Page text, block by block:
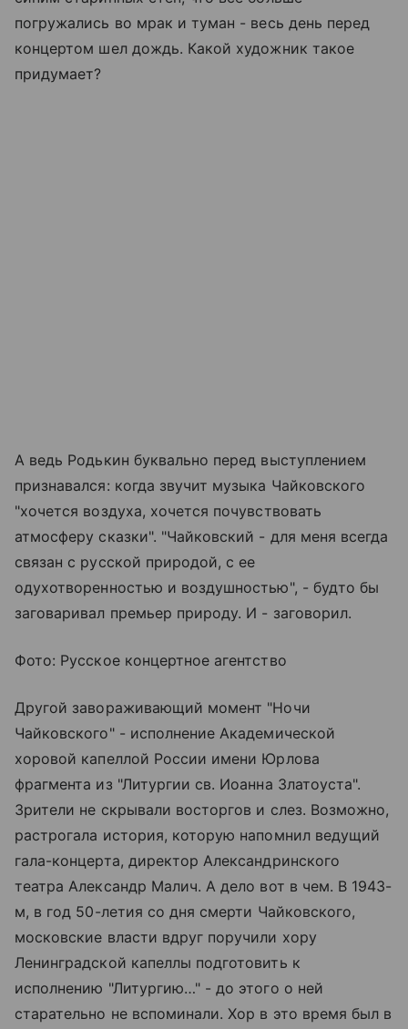
погружались во мрак и туман - весь день перед
концертом шел дождь. Какой художник такое
придумает?
А ведь Родькин буквально перед выступлением
признавался: когда звучит музыка Чайковского
"хочется воздуха, хочется почувствовать
атмосферу сказки". "Чайковский - для меня всегда
связан с русской природой, с ее
одухотворенностью и воздушностью", - будто бы
заговаривал премьер природу. И - заговорил.
Фото: Русское концертное агентство
Другой завораживающий момент "Ночи
Чайковского" - исполнение Академической
хоровой капеллой России имени Юрлова
фрагмента из "Литургии св. Иоанна Златоуста".
Зрители не скрывали восторгов и слез. Возможно,
растрогала история, которую напомнил ведущий
гала-концерта, директор Александринского
театра Александр Малич. А дело вот в чем. В 1943-
м, в год 50-летия со дня смерти Чайковского,
московские власти вдруг поручили хору
Ленинградской капеллы подготовить к
исполнению "Литургию…" - до этого о ней
старательно не вспоминали. Хор в это время был в